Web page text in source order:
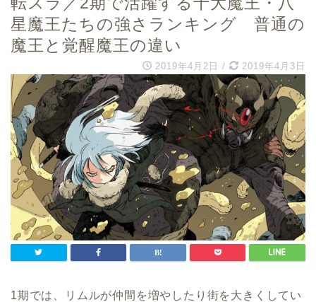
星魔王たちの強さランキング 普通の
魔王と覚醒魔王の違い
2019年4月2日 / 2019年4月3日
1期では、リムルが仲間を増やしたり街を大きくしてい